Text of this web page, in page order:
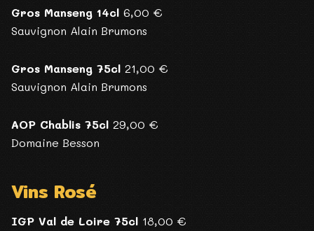
Gros Manseng 14cl 6,00 €
Sauvignon Alain Brumons
Gros Manseng 75cl 21,00 €
Sauvignon Alain Brumons
AOP Chablis 75cl 29,00 €
Domaine Besson
Vins Rosé
IGP Val de Loire 75cl 18,00 €